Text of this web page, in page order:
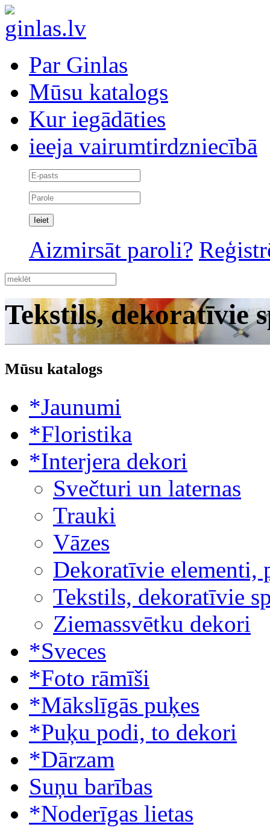
Par Ginlas
Mūsu katalogs
Kur iegādāties
ieeja vairumtirdzniecībā
Aizmirsāt paroli?
Tekstils, dekoratīvie
Mūsu katalogs
*Jaunumi
*Floristika
*Interjera dekori
Svečturi un laternas
Trauki
Vāzes
Dekoratīvie elementi,
Tekstils, dekoratīvie
Ziemassvētku dekori
*Sveces
*Foto rāmīši
*Mākslīgās puķes
*Puķu podi, to dekori
*Dārzam
Suņu barības
*Noderīgas lietas